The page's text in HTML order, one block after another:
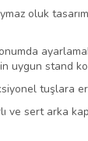
oluk
uygun stand
tuşlara
ve sert arka